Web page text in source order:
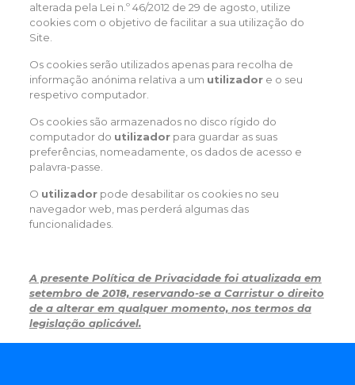
alterada pela Lei n.º 46/2012 de 29 de agosto, utilize
cookies com o objetivo de facilitar a sua utilização do
Site.
Os cookies serão utilizados apenas para recolha de
informação anónima relativa a um utilizadore o seu
respetivo computador.
Os cookies são armazenados no disco rígido do
computador do utilizadorpara guardar as suas
preferências, nomeadamente, os dados de acesso e
palavra-passe.
O utilizadorpode desabilitar os cookies no seu
navegador web, mas perderá algumas das
funcionalidades.
A presente Política de Privacidade foi atualizada em
setembro de 2018, reservando-se a Carristur o direito
de a alterar em qualquer momento, nos termos da
legislação aplicável.